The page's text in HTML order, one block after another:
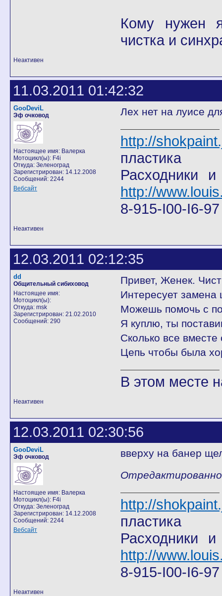
Кому нужен
чистка и
Неактивен
11.03.2011 01:42:32
GooDeviL
Эф очковод
Настоящее имя: Валерка
Мотоцикл(ы): F4i
Откуда: Зеленоград
Зарегистрирован: 14.12.2008
Сообщений: 2244
Вебсайт
Лех нет на луисе
http://
пластика
Расходники
http://
8-915-I00-I6-
Неактивен
12.03.2011 02:12:35
dd
Общительный сибиховод
Настоящее имя:
Мотоцикл(ы):
Откуда: msk
Зарегистрирован: 21.02.2010
Сообщений: 290
Привет, Женек.
Интересует замена
Можешь помочь с
Я куплю, ты
Сколько все вместе
Цепь чтобы была
В этом месте
Неактивен
12.03.2011 02:30:56
GooDeviL
Эф очковод
Настоящее имя: Валерка
Мотоцикл(ы): F4i
Откуда: Зеленоград
Зарегистрирован: 14.12.2008
Сообщений: 2244
Вебсайт
вверху на банер
Отредактированно
http://
пластика
Расходники
http://
8-915-I00-I6-
Неактивен